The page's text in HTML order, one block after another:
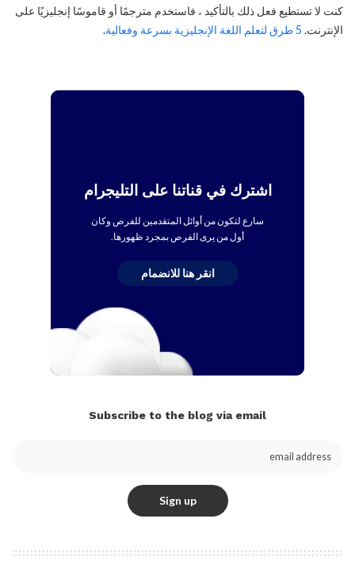
كنت لا تستطيع فعل ذلك بالتأكيد ، فاستخدم مترجمًا أو قاموسًا إنجليزيًا على
الإنترنت.
.
اشترك في قناتنا على التليجرام
سارع لتكون من أوائل المتقدمين للفرص وكان
أول من يرى الفرص بمجرد ظهورها.
انقر هنا للانضمام
Subscribe to the blog via email